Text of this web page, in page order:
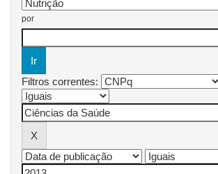
por
Filtros correntes: